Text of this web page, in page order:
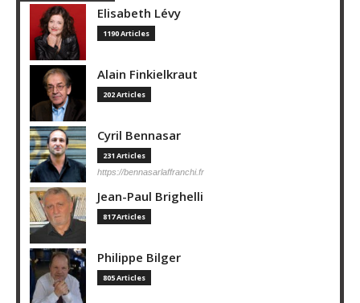
Elisabeth Lévy
1190 Articles
Alain Finkielkraut
202 Articles
Cyril Bennasar
231 Articles
https://bennasarlaffranchi.fr
Jean-Paul Brighelli
817 Articles
Philippe Bilger
805 Articles